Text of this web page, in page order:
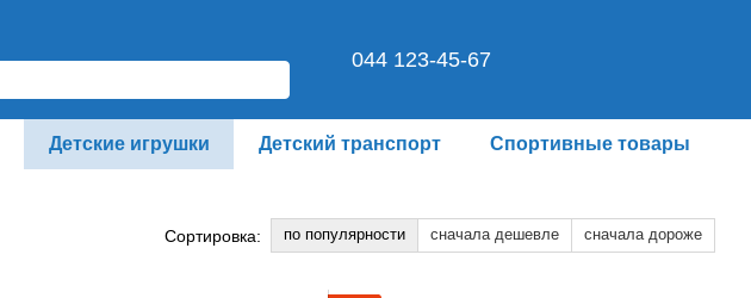
044 123-45-67
Детские игрушки Детский транспорт Спортивные товары
Сортировка: по популярности сначала дешевле сначала дороже